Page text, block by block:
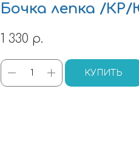
Бочка лепка /КР/
1 330 р.
КУПИТЬ